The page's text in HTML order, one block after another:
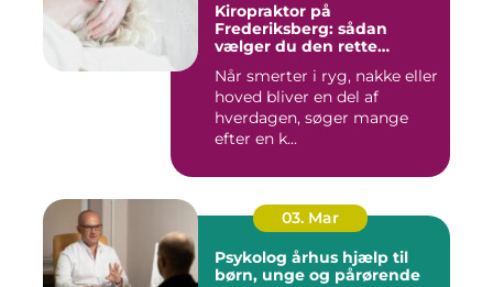
Kiropraktor på
Frederiksberg: sådan
vælger du den rette
Når smerter i ryg, nakke eller
hoved bliver en del af
hverdagen, søger mange
efter en k...
03. Mar
Psykolog århus hjælp til
børn, unge og pårørende